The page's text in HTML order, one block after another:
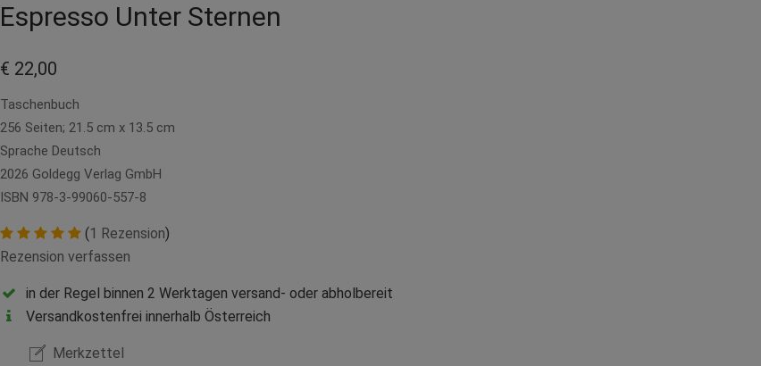
Espresso Unter Sternen
€ 22,00
Taschenbuch
256 Seiten; 21.5 cm x 13.5 cm
Sprache Deutsch
2026 Goldegg Verlag GmbH
ISBN 978-3-99060-557-8
(1 Rezension)
Rezension verfassen
in der Regel binnen 2 Werktagen versand- oder abholbereit
Versandkostenfrei innerhalb Österreich
Merkzettel